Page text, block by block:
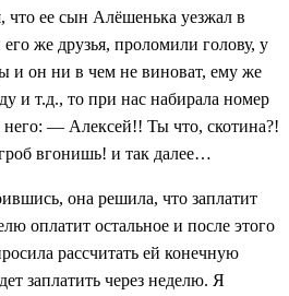
что ее сын Алёшенька уезжал в
же друзья, проломили голову, у
и он ни в чем не виноват, ему же
и т.д., то при нас набирала номер
него: — Алексей!! Ты что, скотина?!
вгонишь! и так далее…
она решила, что заплатит
оплатит остальное и после этого
рассчитать ей конечную
заплатить через неделю. Я